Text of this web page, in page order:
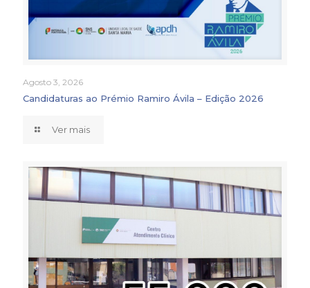
Agosto 3, 2026
Candidaturas ao Prémio Ramiro Ávila – Edição 2026
Ver mais